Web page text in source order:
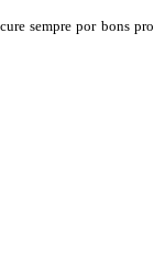
sempre por bons